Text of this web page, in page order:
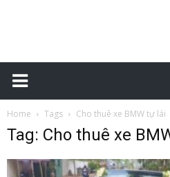
Xe
Home Tags Cho thuê xe BMW tự lái
Tag: Cho thuê xe